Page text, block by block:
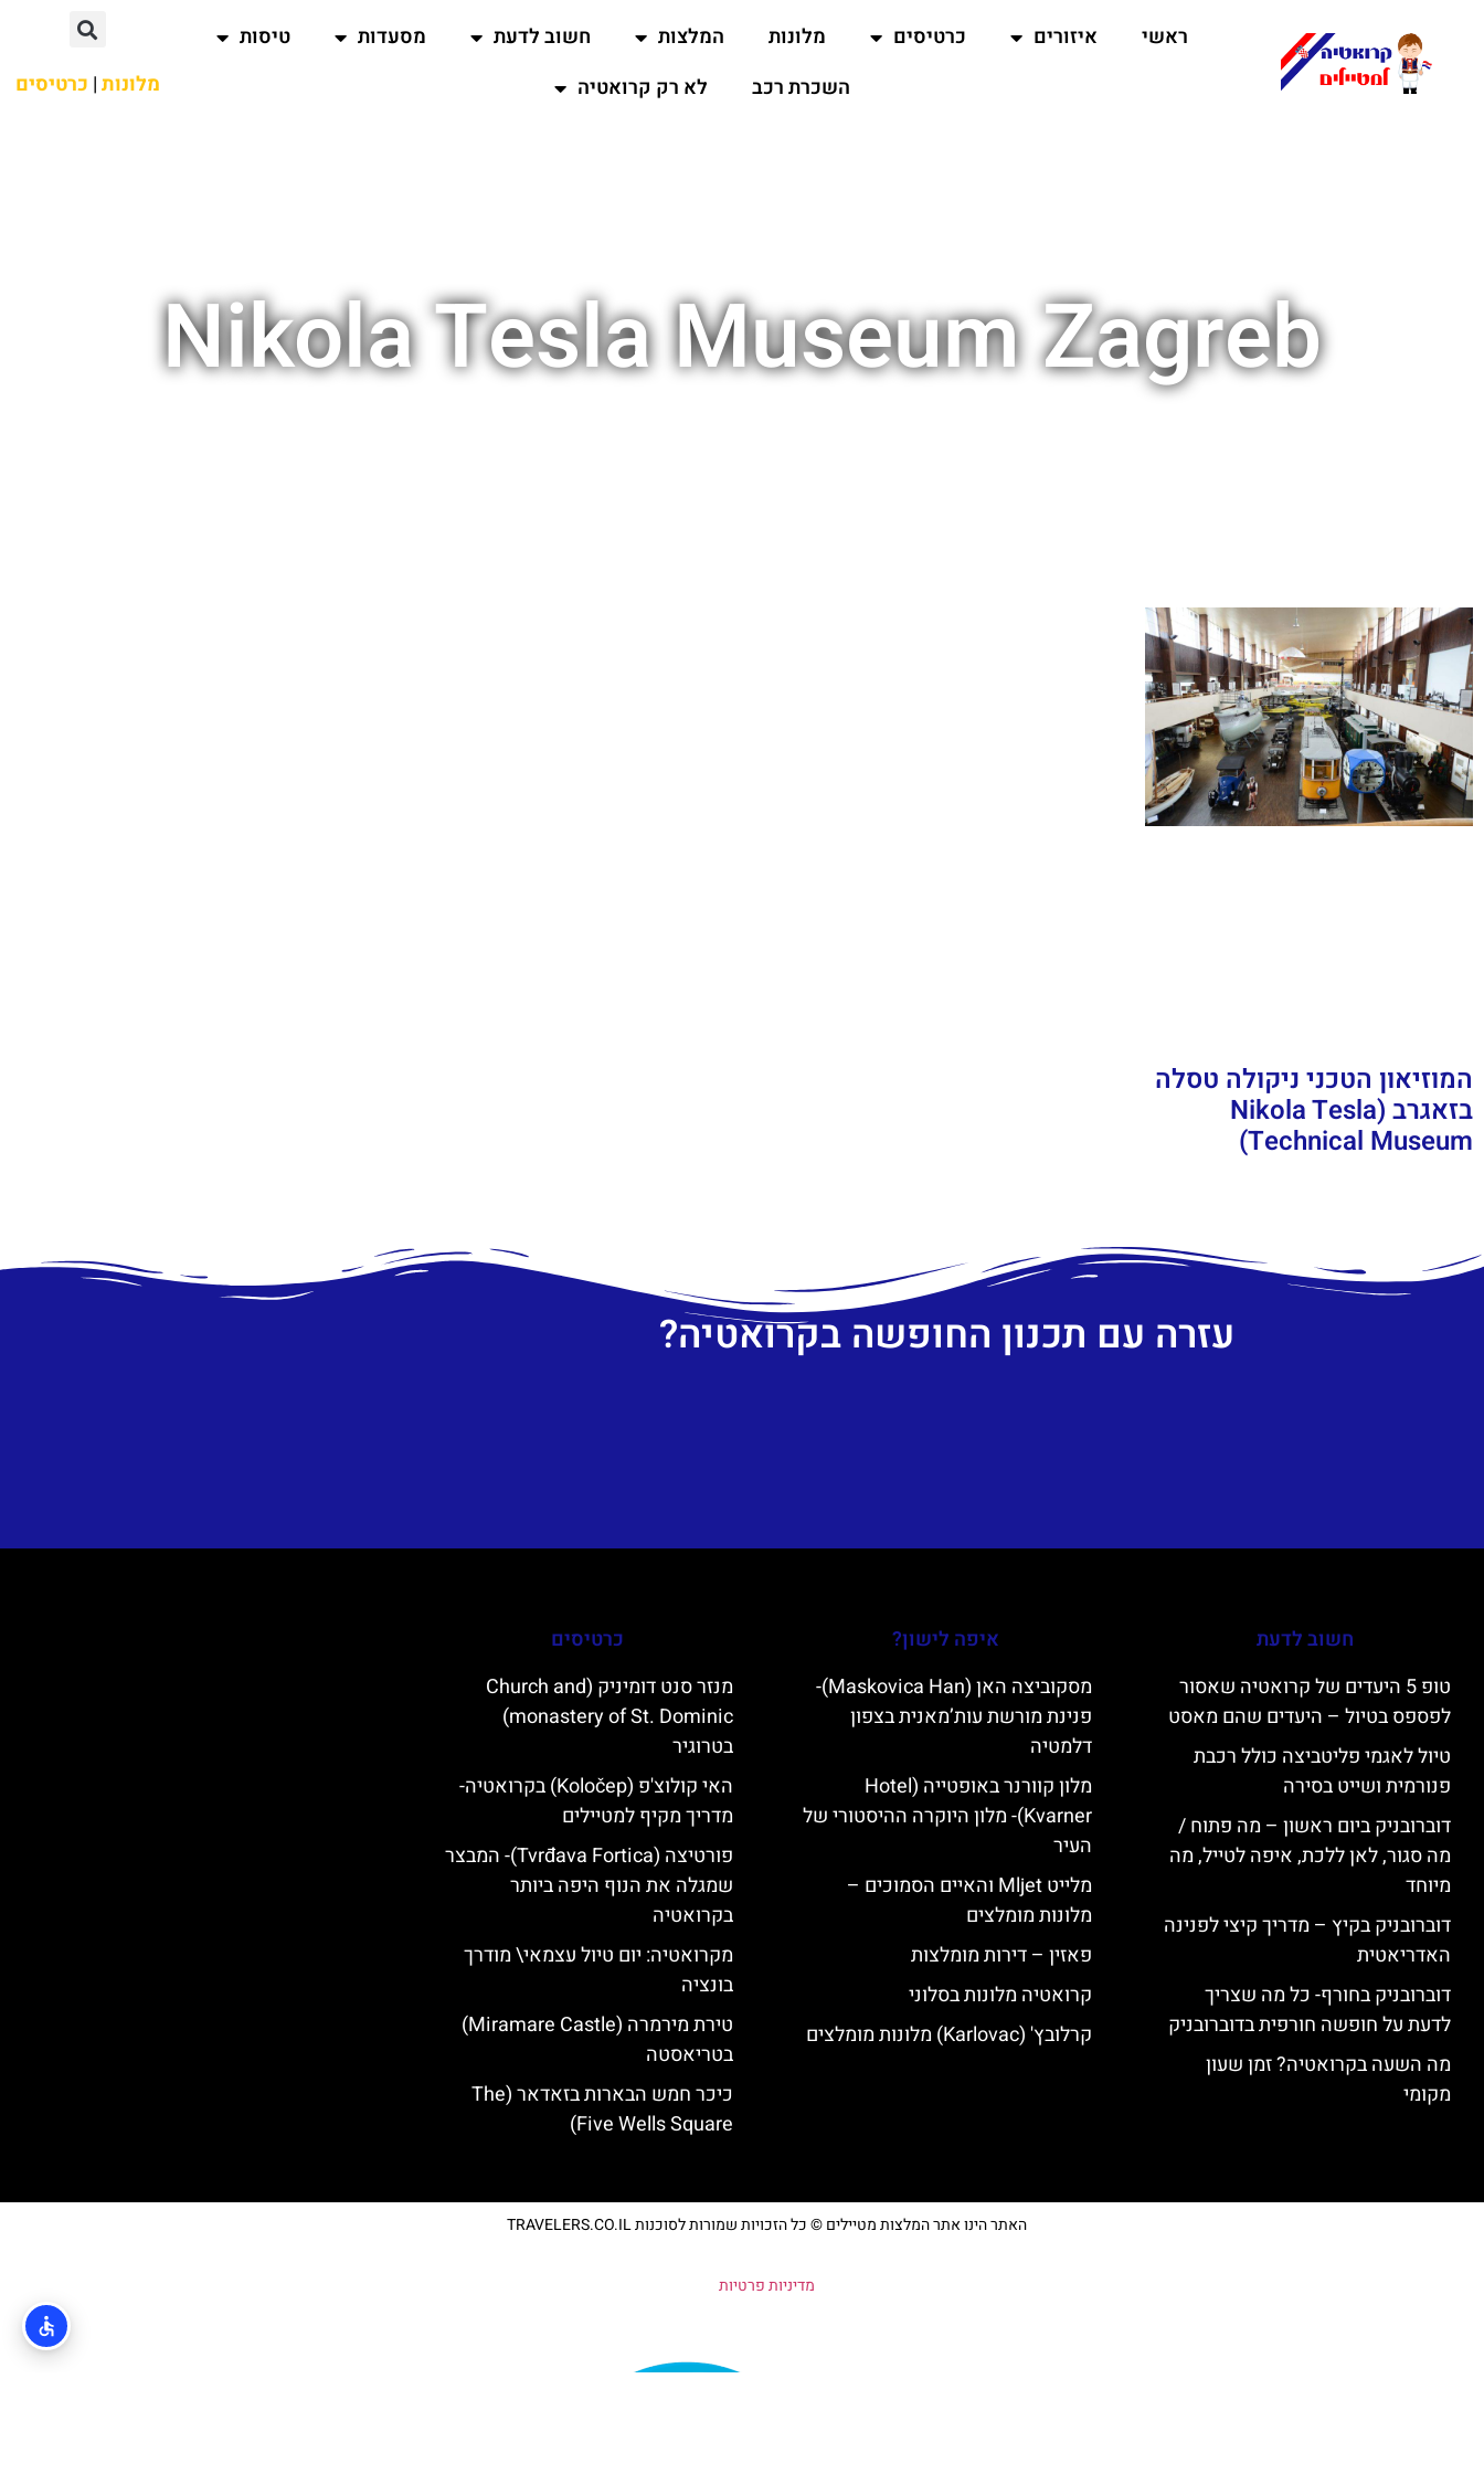
ראשי איזורים כרטיסים מלונות המלצות חשוב לדעת מסעדות
טיסות
השכרת רכב
לא רק קרואטיה מלונות| כרטיסים
Nikola Tesla Museum Zagreb
המוזיאון הטכני ניקולה טסלה
בזאגרב (Nikola Tesla
Technical Museum)
עזרה עם תכנון החופשה בקרואטיה?
חשוב לדעת
טופ 5 היעדים של קרואטיה שאסור
לפספס בטיול – היעדים שהם מאסט
טיול לאגמי פליטביצה כולל רכבת
פנורמית ושייט בסירה
דוברובניק ביום ראשון – מה פתוח /
מה סגור, לאן ללכת, איפה לטייל, מה
מיוחד
דוברובניק בקיץ – מדריך קיצי לפנינה
האדריאטית
דוברובניק בחורף- כל מה שצריך
לדעת על חופשה חורפית בדוברובניק
מה השעה בקרואטיה? זמן שעון
מקומי
איפה לישון?
מסקוביצה האן (Maskovica Han)-
פנינת מורשת עות’מאנית בצפון
דלמטיה
מלון קוורנר באופטייה (Hotel
Kvarner)- מלון היוקרה ההיסטורי של
העיר
מלייט Mljet והאיים הסמוכים –
מלונות מומלצים
פאזין – דירות מומלצות
קרואטיה מלונות בסלוני
קרלובץ' (Karlovac) מלונות מומלצים
כרטיסים
מנזר סנט דומיניק (Church and
monastery of St. Dominic)
בטרוגיר
האי קולוצ'פ (Koločep) בקרואטיה-
מדריך מקיף למטיילים
פורטיצה (Tvrđava Fortica)- המבצר
שמגלה את הנוף היפה ביותר
בקרואטיה
מקרואטיה: יום טיול עצמאי\ מודרך
בונציה
טירת מירמרה (Miramare Castle)
בטריאסטה
כיכר חמש הבארות בזאדאר (The
Five Wells Square)
האתר הינו אתר המלצות מטיילים © כל הזכויות שמורות לסוכנות TRAVELERS.CO.IL
מדיניות פרטיות